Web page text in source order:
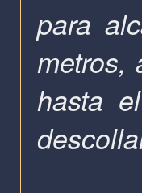
para
metros,
hasta